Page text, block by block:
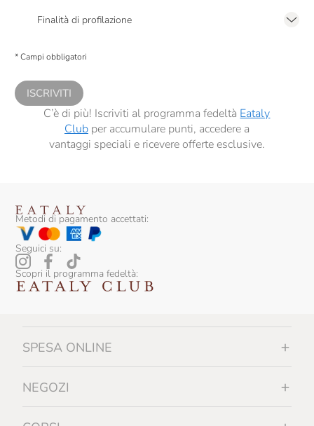
Vecchio Magazzino Doganale
Villa Massa
Villa Sandi
Villa De Varda
Finalità di profilazione
comunicazioni commerciali personalizzate, in caso di consenso prestato ai
* Campi obbligatori
ISCRIVITI
C’è di più! Iscriviti al programma fedeltà Eataly
Clubper accumulare punti, accedere a
vantaggi speciali e ricevere offerte esclusive.
Metodi di pagamento accettati:
Seguici su:
Scopri il programma fedeltà:
SPESA ONLINE
NEGOZI